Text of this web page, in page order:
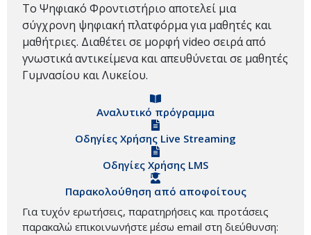
Το Ψηφιακό Φροντιστήριο αποτελεί μια
σύγχρονη ψηφιακή πλατφόρμα για μαθητές και
μαθήτριες. Διαθέτει σε μορφή video σειρά από
γνωστικά αντικείμενα και απευθύνεται σε μαθητές
Γυμνασίου και Λυκείου.
Αναλυτικό πρόγραμμα
Οδηγίες Χρήσης Live Streaming
Οδηγίες Χρήσης LMS
Παρακολούθηση από αποφοίτους
Για τυχόν ερωτήσεις, παρατηρήσεις και προτάσεις
παρακαλώ επικοινωνήστε μέσω email στη διεύθυνση: